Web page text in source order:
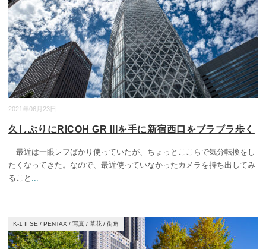
2021年06月23日
久しぶりにRICOH GR IIIを手に新宿西口をブラブラ歩く
最近は一眼レフばかり使っていたが、ちょっとここらで気分転換をし
たくなってきた。なので、最近使っていなかったカメラを持ち出してみ
ること ...
K-1 II SE / PENTAX / 写真 / 草花 / 街角